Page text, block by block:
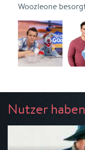
Woozleone
Nutzer